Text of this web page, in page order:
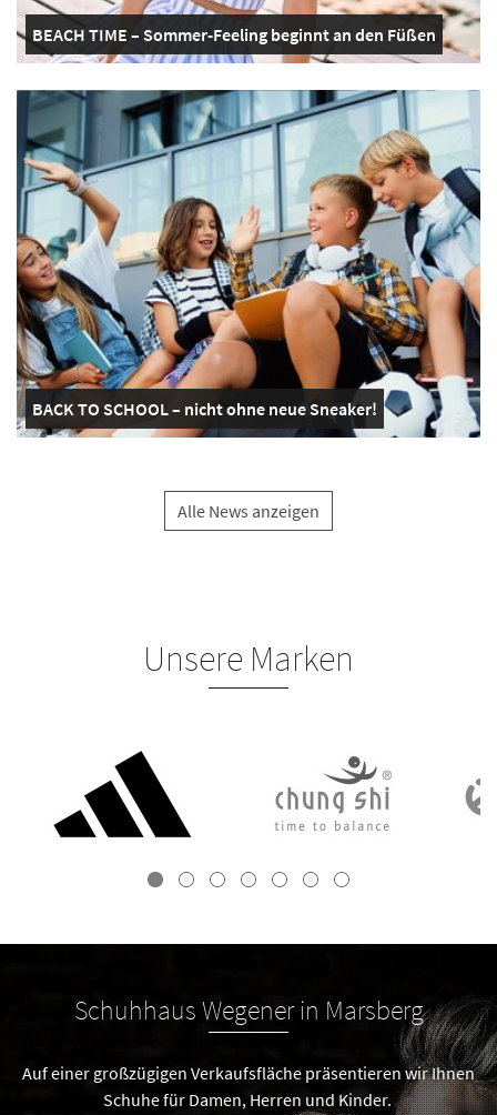
BEACH TIME – Sommer-Feeling beginnt an den Füßen
BACK TO SCHOOL – nicht ohne neue Sneaker!
Alle News anzeigen
Unsere Marken
Schuhhaus Wegener in Marsberg
Auf einer großzügigen Verkaufsfläche präsentieren wir Ihnen
Schuhe für Damen, Herren und Kinder.